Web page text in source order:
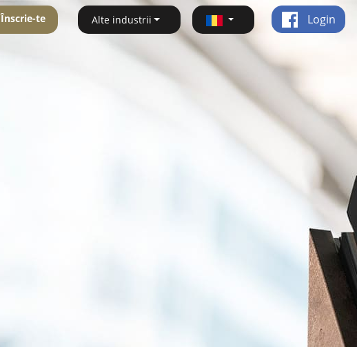
Înscrie-te Alte industrii Login